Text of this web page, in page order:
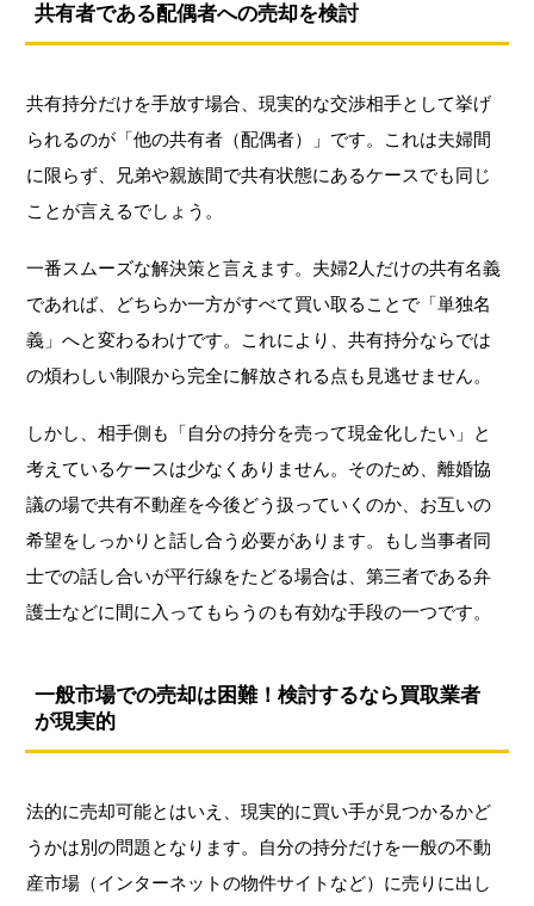
共有者である配偶者への売却を検討
共有持分だけを手放す場合、現実的な交渉相手として挙げ
られるのが「他の共有者（配偶者）」です。これは夫婦間
に限らず、兄弟や親族間で共有状態にあるケースでも同じ
ことが言えるでしょう。
一番スムーズな解決策と言えます。夫婦2人だけの共有名義
であれば、どちらか一方がすべて買い取ることで「単独名
義」へと変わるわけです。これにより、共有持分ならでは
の煩わしい制限から完全に解放される点も見逃せません。
しかし、相手側も「自分の持分を売って現金化したい」と
考えているケースは少なくありません。そのため、離婚協
議の場で共有不動産を今後どう扱っていくのか、お互いの
希望をしっかりと話し合う必要があります。もし当事者同
士での話し合いが平行線をたどる場合は、第三者である弁
護士などに間に入ってもらうのも有効な手段の一つです。
一般市場での売却は困難！検討するなら買取業者
が現実的
法的に売却可能とはいえ、現実的に買い手が見つかるかど
うかは別の問題となります。自分の持分だけを一般の不動
産市場（インターネットの物件サイトなど）に売りに出し